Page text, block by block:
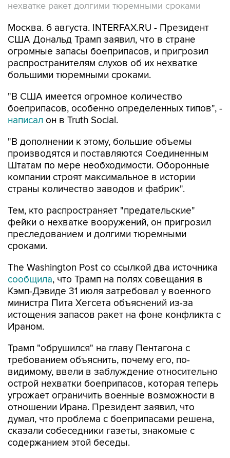
нехватке ракет долгими тюремными сроками
Москва. 6 августа. INTERFAX.RU - Президент
США Дональд Трамп заявил, что в стране
огромные запасы боеприпасов, и пригрозил
распространителям слухов об их нехватке
большими тюремными сроками.
"В США имеется огромное количество
боеприпасов, особенно определенных типов", -
написал он в Truth Social.
"В дополнении к этому, большие объемы
производятся и поставляются Соединенным
Штатам по мере необходимости. Оборонные
компании строят максимальное в истории
страны количество заводов и фабрик".
Тем, кто распространяет "предательские"
фейки о нехватке вооружений, он пригрозил
преследованием и долгими тюремными
сроками.
The Washington Post со ссылкой два источника
сообщила, что Трамп на полях совещания в
Кэмп-Дэвиде 31 июля затребовал у военного
министра Пита Хегсета объяснений из-за
истощения запасов ракет на фоне конфликта с
Ираном.
Трамп "обрушился" на главу Пентагона с
требованием объяснить, почему его, по-
видимому, ввели в заблуждение относительно
острой нехватки боеприпасов, которая теперь
угрожает ограничить военные возможности в
отношении Ирана. Президент заявил, что
думал, что проблема с боеприпасами решена,
сказали собеседники газеты, знакомые с
содержанием этой беседы.